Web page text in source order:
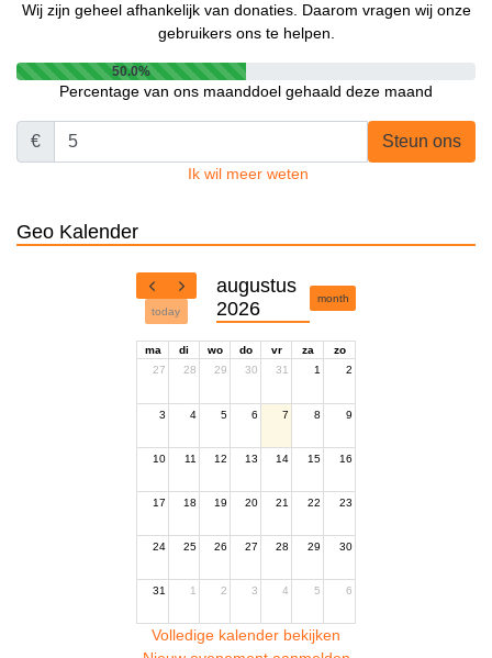
Wij zijn geheel afhankelijk van donaties. Daarom vragen wij onze
gebruikers ons te helpen.
50.0%
Percentage van ons maanddoel gehaald deze maand
€ Steun ons
Ik wil meer weten
Geo Kalender
today
augustus
2026
month
ma di wo do vr za
zo
27
28 29 30 31 1 2
3 4 5 6 7 8 9
10 11 12 13 14 15 16
17 18 19 20 21 22 23
24 25 26 27 28 29 30
31 1 2 3 4 5 6
Volledige kalender bekijken